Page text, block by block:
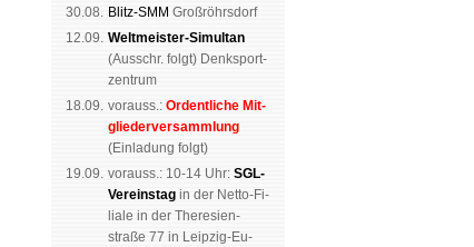
30.08. Blitz-SMM Groß­röhrs­dorf
12.09. Weltmeister-Simultan
(Aus­schr. folgt) Denk­sport­
zen­trum
18.09. vorauss.: Or­dent­li­che Mit­
glie­der­ver­samm­lung
(Ein­la­dung folgt)
19.09. vor­auss.: 10-14 Uhr: SGL-
Ver­eins­tag in der Netto-Fi­
li­a­le in der The­re­sien­
straße 77 in Leip­zig-Eu­